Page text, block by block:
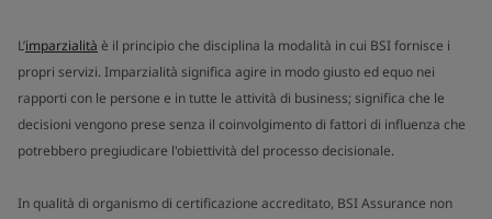
L’imparzialità è il principio che disciplina la modalità in cui BSI fornisce i
propri servizi. Imparzialità significa agire in modo giusto ed equo nei
rapporti con le persone e in tutte le attività di business; significa che le
decisioni vengono prese senza il coinvolgimento di fattori di influenza che
potrebbero pregiudicare l'obiettività del processo decisionale.
In qualità di organismo di certificazione accreditato, BSI Assurance non